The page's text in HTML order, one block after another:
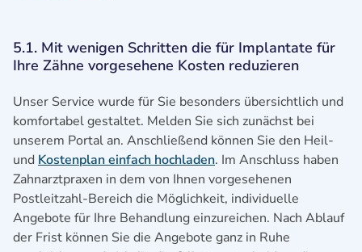
5.1. Mit wenigen Schritten die für Implantate für
Ihre Zähne vorgesehene Kosten reduzieren
Unser Service wurde für Sie besonders übersichtlich und
komfortabel gestaltet. Melden Sie sich zunächst bei
unserem Portal an. Anschließend können Sie den Heil-
und Kostenplan einfach hochladen. Im Anschluss haben
Zahnarztpraxen in dem von Ihnen vorgesehenen
Postleitzahl-Bereich die Möglichkeit, individuelle
Angebote für Ihre Behandlung einzureichen. Nach Ablauf
der Frist können Sie die Angebote ganz in Ruhe